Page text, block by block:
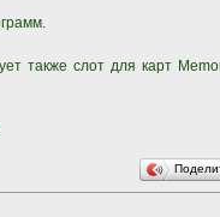
также слот для карт